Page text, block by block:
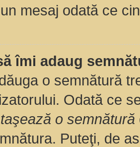
mesaj odată ce
îmi adaug
o semnătură
Odată ce
o semnătură
Puteţi, de